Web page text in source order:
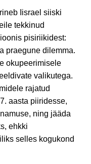
Iisrael siiski
tekkinud
pisiriikidest:
praegune dilemma.
okupeerimisele
valikutega.
rajatud
aasta piiridesse,
ning jääda
ehkki
selles kogukond